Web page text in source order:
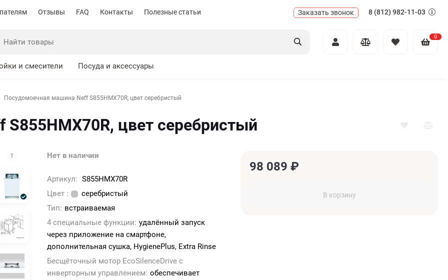
Отзывы FAQ Контакты Полезные статьи Заказать звонок 8 (812) 982-11-03
0
и смесители Посуда и аксессуары
Посудомоечная машина Neff S855HMX70R, цвет серебристый
цвет серебристый
Нет в наличии
Артикул: S855HMX70R
Цвет :
серебристый
Тип: встраиваемая
4 специальные функции: удалённый запуск
через приложение на смартфоне,
дополнительная сушка, HygienePlus, Extra Rinse
Бесщёточный мотор EcoSilenceDrive с
инверторным управлением: обеспечивает
98 089 ₽
В корзину